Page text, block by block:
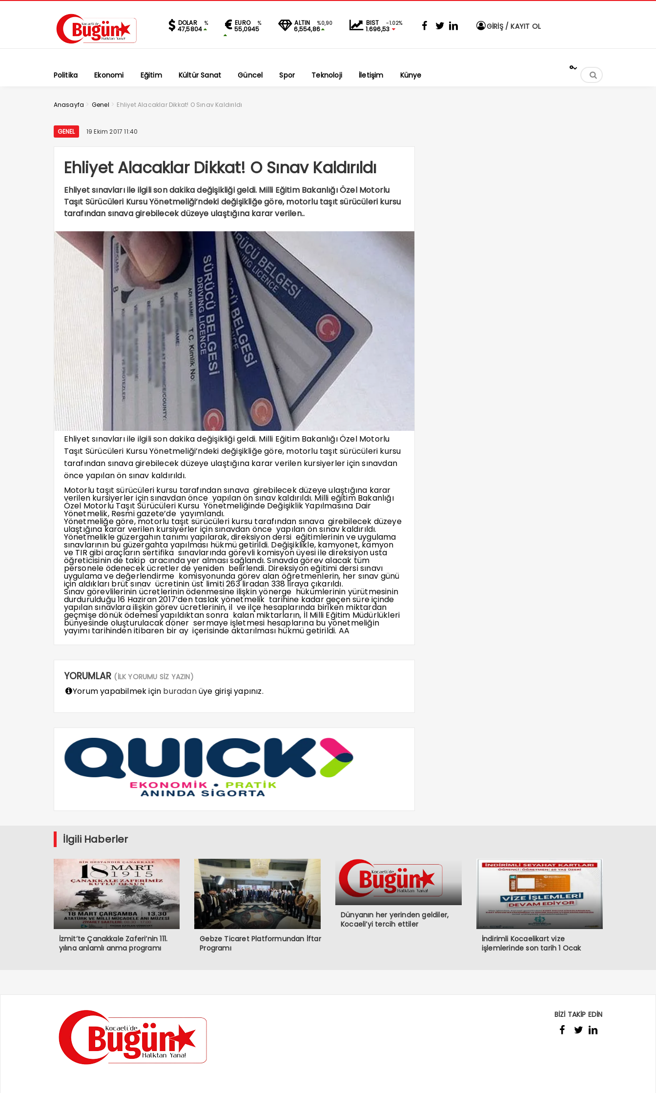
DOLAR %
47,5804
EURO %
55,0945
ALTIN %0,90
6,554,86
BIST -1.02%
1.696,53 GİRİŞ / KAYIT OL
Politika Ekonomi Eğitim Kültür Sanat Güncel Spor Teknoloji İletişim Künye
°
Anasayfa > Genel > Ehliyet Alacaklar Dikkat! O Sınav Kaldırıldı
GENEL 19 Ekim 2017 11:40
Ehliyet Alacaklar Dikkat! O Sınav Kaldırıldı
Ehliyet sınavları ile ilgili son dakika değişikliği geldi. Milli Eğitim Bakanlığı Özel Motorlu
Taşıt Sürücüleri Kursu Yönetmeliği’ndeki değişikliğe göre, motorlu taşıt sürücüleri kursu
tarafından sınava girebilecek düzeye ulaştığına karar verilen..
Ehliyet sınavları ile ilgili son dakika değişikliği geldi. Milli Eğitim Bakanlığı Özel Motorlu
Taşıt Sürücüleri Kursu Yönetmeliği’ndeki değişikliğe göre, motorlu taşıt sürücüleri kursu
tarafından sınava girebilecek düzeye ulaştığına karar verilen kursiyerler için sınavdan
önce yapılan ön sınav kaldırıldı.
Motorlu taşıt sürücüleri kursu tarafından sınava girebilecek düzeye ulaştığına karar
verilen kursiyerler için sınavdan önce yapılan ön sınav kaldırıldı. Milli eğitim Bakanlığı
Özel Motorlu Taşıt Sürücüleri Kursu Yönetmeliğinde Değişiklik Yapılmasına Dair
Yönetmelik, Resmi gazete’de yayımlandı.
Yönetmeliğe göre, motorlu taşıt sürücüleri kursu tarafından sınava girebilecek düzeye
ulaştığına karar verilen kursiyerler için sınavdan önce yapılan ön sınav kaldırıldı.
Yönetmelikle güzergahın tanımı yapılarak, direksiyon dersi eğitimlerinin ve uygulama
sınavlarının bu güzergahta yapılması hükmü getirildi. Değişiklikle, kamyonet, kamyon
ve TIR gibi araçların sertifika sınavlarında görevli komisyon üyesi ile direksiyon usta
öğreticisinin de takip aracında yer alması sağlandı. Sınavda görev alacak tüm
personele ödenecek ücretler de yeniden belirlendi. Direksiyon eğitimi dersi sınavı
uygulama ve değerlendirme komisyonunda görev alan öğretmenlerin, her sınav günü
için aldıkları brüt sınav ücretinin üst limiti 263 liradan 338 liraya çıkarıldı.
Sınav görevlilerinin ücretlerinin ödenmesine ilişkin yönerge hükümlerinin yürütmesinin
durdurulduğu 16 Haziran 2017’den taslak yönetmelik tarihine kadar geçen süre içinde
yapılan sınavlara ilişkin görev ücretlerinin, il ve ilçe hesaplarında biriken miktardan
geçmişe dönük ödemesi yapıldıktan sonra kalan miktarların, İl Milli Eğitim Müdürlükleri
bünyesinde oluşturulacak döner sermaye işletmesi hesaplarına bu yönetmeliğin
yayımı tarihinden itibaren bir ay içerisinde aktarılması hükmü getirildi. AA
YORUMLAR (İLK YORUMU SİZ YAZIN)
Yorum yapabilmek için buradanüye girişi yapınız.
İlgili Haberler
İzmit’te Çanakkale Zaferi’nin 111.
yılına anlamlı anma programı
Gebze Ticaret Platformundan İftar
Programı
Dünyanın her yerinden geldiler,
Kocaeli’yi tercih ettiler
İndirimli Kocaelikart vize
işlemlerinde son tarih 1 Ocak
BİZİ TAKİP EDİN